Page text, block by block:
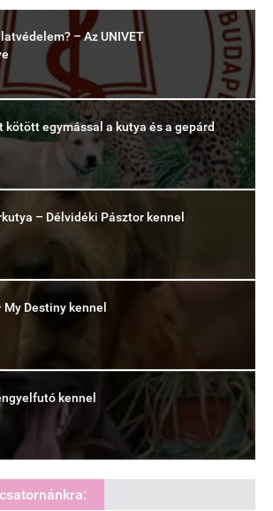
– Az UNIVET
kötött egymással a kutya és a gepárd
– Délvidéki Pásztor kennel
Destiny kennel
kennel